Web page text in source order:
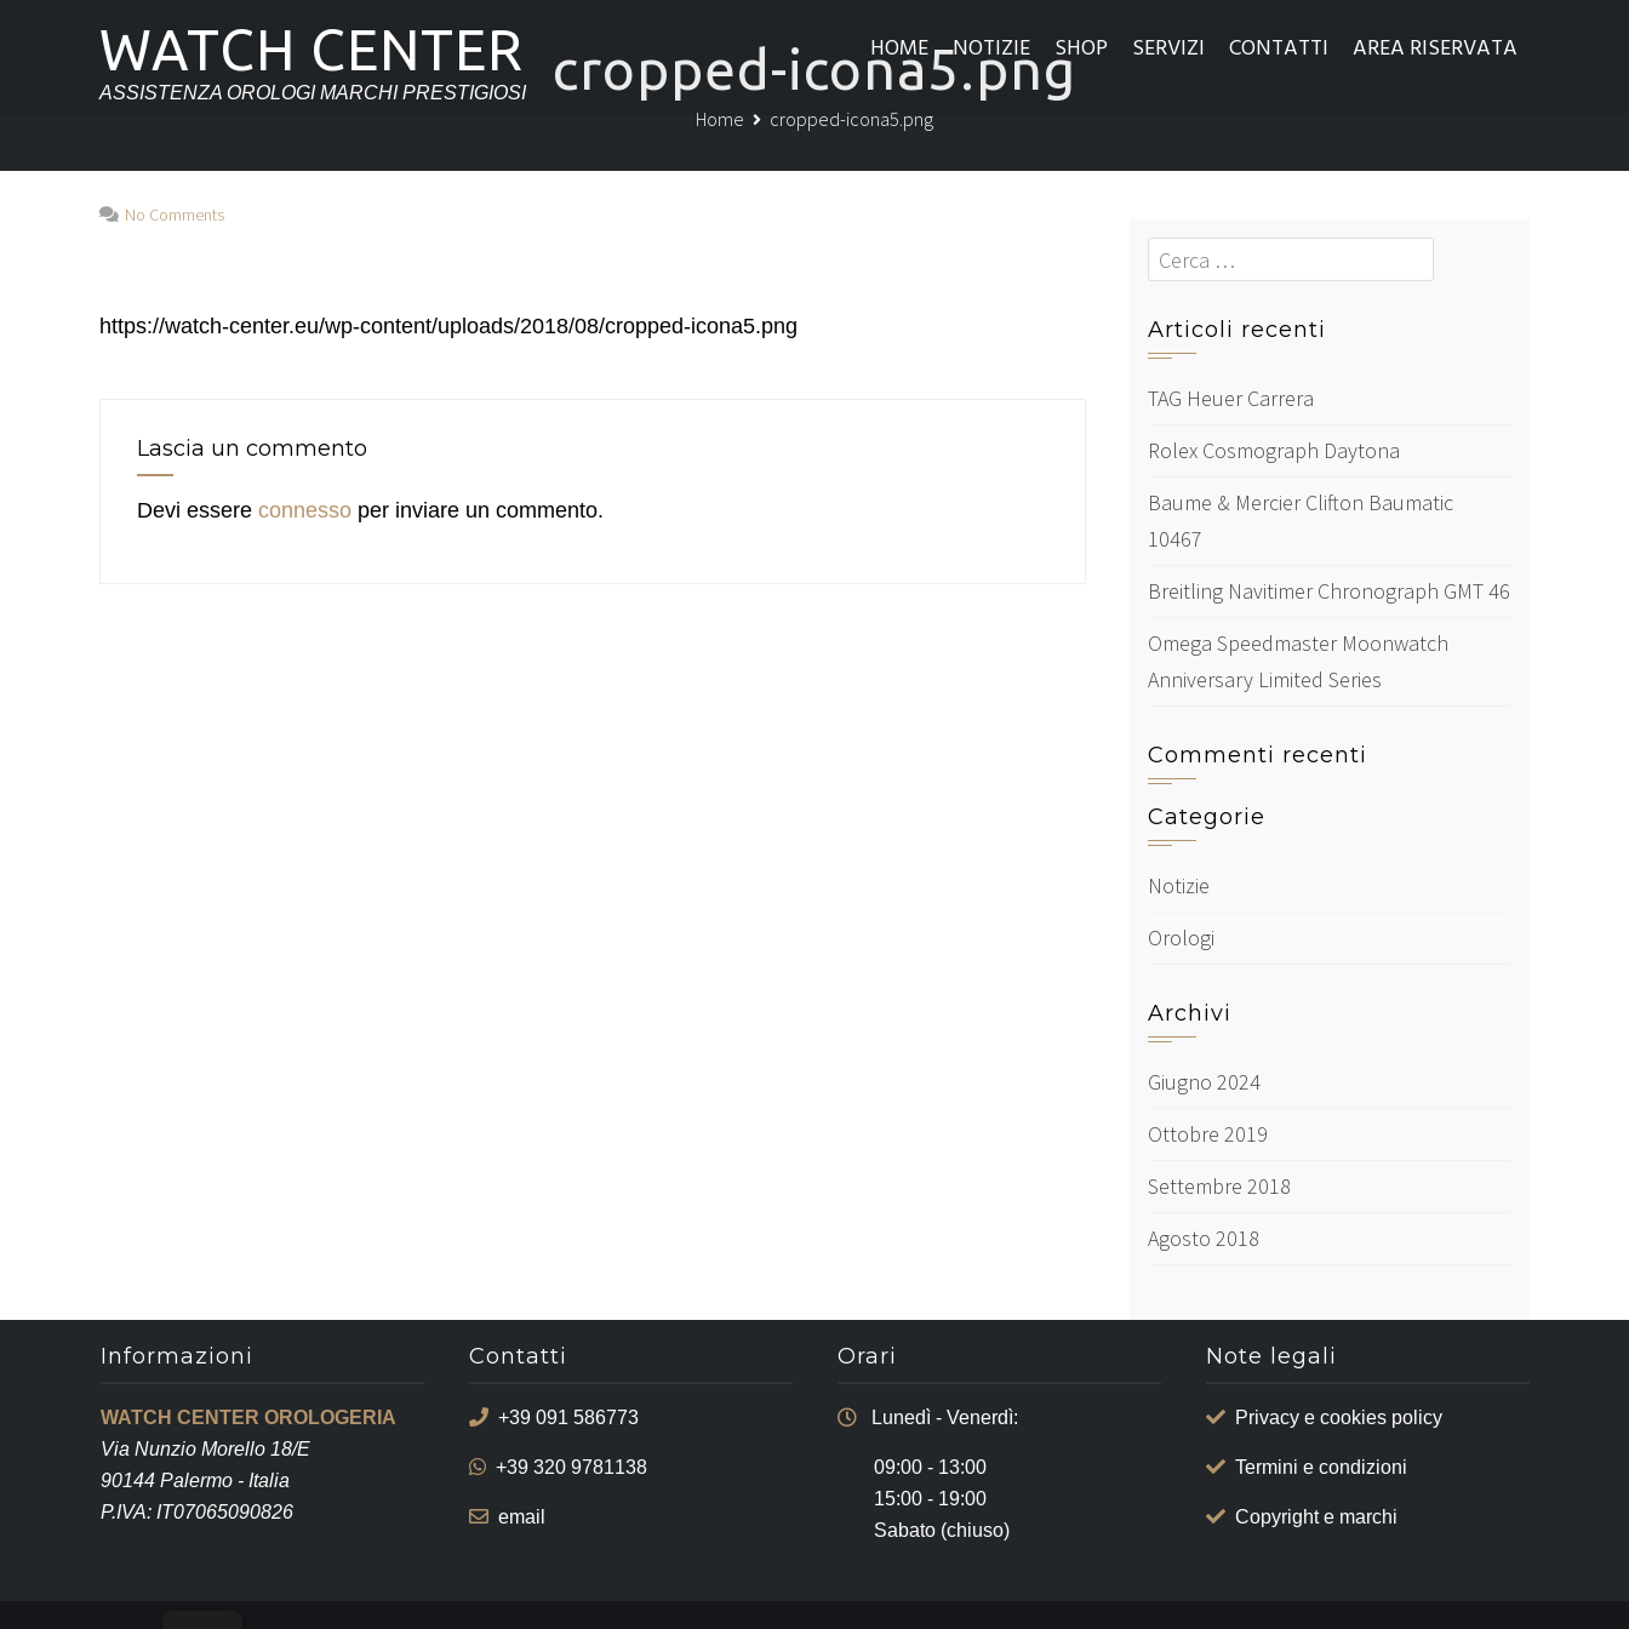
WATCH CENTER
ASSISTENZA OROLOGI MARCHI PRESTIGIOSI
HOME NOTIZIE SHOP SERVIZI CONTATTI AREA RISERVATA
cropped-icona5.png
Home cropped-icona5.png
No Comments
https://watch-center.eu/wp-content/uploads/2018/08/cropped-icona5.png
Lascia un commento
Devi essere connesso per inviare un commento.
Cerca
Articoli recenti
TAG Heuer Carrera
Rolex Cosmograph Daytona
Baume & Mercier Clifton Baumatic
10467
Breitling Navitimer Chronograph GMT 46
Omega Speedmaster Moonwatch
Anniversary Limited Series
Commenti recenti
Categorie
Notizie
Orologi
Archivi
Giugno 2024
Ottobre 2019
Settembre 2018
Agosto 2018
Informazioni
WATCH CENTER OROLOGERIA
Via Nunzio Morello 18/E
90144 Palermo - Italia
P.IVA: IT07065090826
Contatti
+39 091 586773
+39 320 9781138
email
Orari
Lunedì - Venerdì:
09:00 - 13:00
15:00 - 19:00
Sabato (chiuso)
Note legali
Privacy e cookies policy
Termini e condizioni
Copyright e marchi